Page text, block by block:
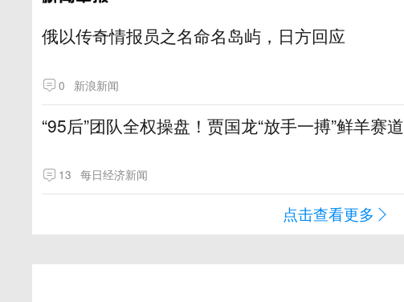
俄以传奇情报员之名命名岛屿，日方回应
0 新浪新闻
“95后”团队全权操盘！贾国龙“放手一搏”鲜羊赛道
13 每日经济新闻
点击查看更多